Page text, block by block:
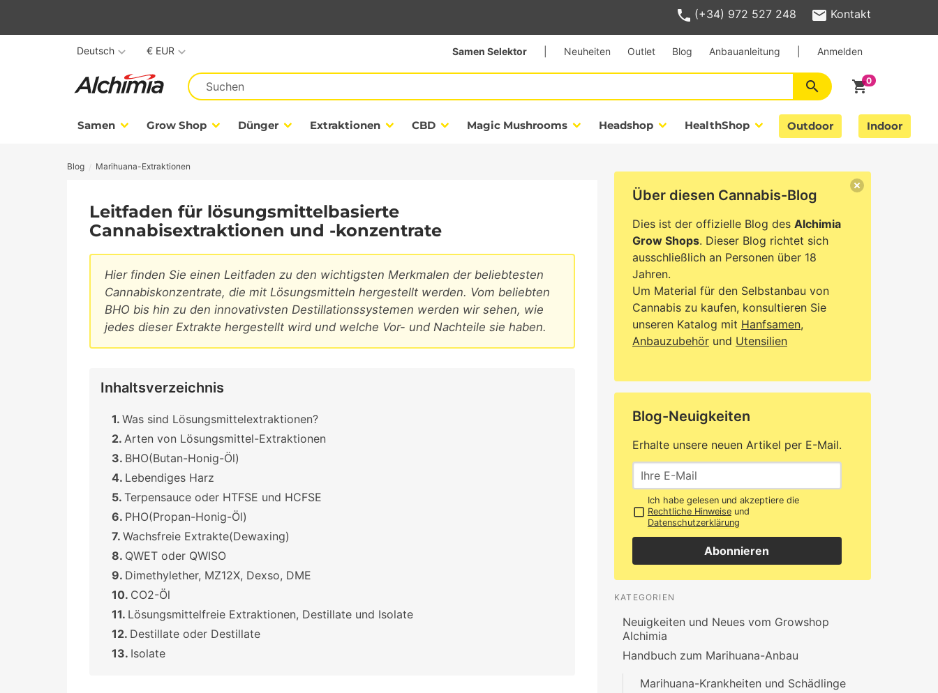
(+34) 972 527 248 Kontakt
shopping_cart
search
Samen Grow Shop Dünger Extraktionen CBD Magic Mushrooms Headshop HealthShop Outdoor Indoor
Samen Selektor Neuheiten Outlet Blog Anbauanleitung Anmelden
Deutsch € EUR
Blog Marihuana-Extraktionen
Leitfaden für lösungsmittelbasierte
Cannabisextraktionen und -konzentrate
Hier finden Sie einen Leitfaden zu den wichtigsten Merkmalen der beliebtesten
Cannabiskonzentrate, die mit Lösungsmitteln hergestellt werden. Vom beliebten
BHO bis hin zu den innovativsten Destillationssystemen werden wir sehen, wie
jedes dieser Extrakte hergestellt wird und welche Vor- und Nachteile sie haben.
Inhaltsverzeichnis
Was sind Lösungsmittelextraktionen?
Arten von Lösungsmittel-Extraktionen
BHO(Butan-Honig-Öl)
Lebendiges Harz
Terpensauce oder HTFSE und HCFSE
PHO(Propan-Honig-Öl)
Wachsfreie Extrakte(Dewaxing)
QWET oder QWISO
Dimethylether, MZ12X, Dexso, DME
CO2-Öl
Lösungsmittelfreie Extraktionen, Destillate und Isolate
Destillate oder Destillate
Isolate
Über diesen Cannabis-Blog
Dies ist der offizielle Blog des Alchimia
Grow Shops. Dieser Blog richtet sich
ausschließlich an Personen über 18
Jahren.
Um Material für den Selbstanbau von
Cannabis zu kaufen, konsultieren Sie
unseren Katalog mit Hanfsamen,
Anbauzubehörund Utensilien
Blog-Neuigkeiten
Erhalte unsere neuen Artikel per E-Mail.
Ich habe gelesen und akzeptiere die
Rechtliche Hinweiseund
Datenschutzerklärung
Abonnieren
KATEGORIEN
Neuigkeiten und Neues vom Growshop
Alchimia
Handbuch zum Marihuana-Anbau
Marihuana-Krankheiten und Schädlinge